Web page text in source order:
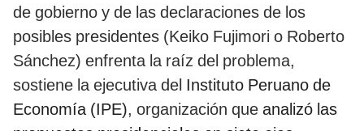
de gobierno y de las declaraciones de los
posibles presidentes (Keiko Fujimori o Roberto
Sánchez) enfrenta la raíz del problema,
sostiene la ejecutiva del Instituto Peruano de
Economía (IPE), organización que analizó las